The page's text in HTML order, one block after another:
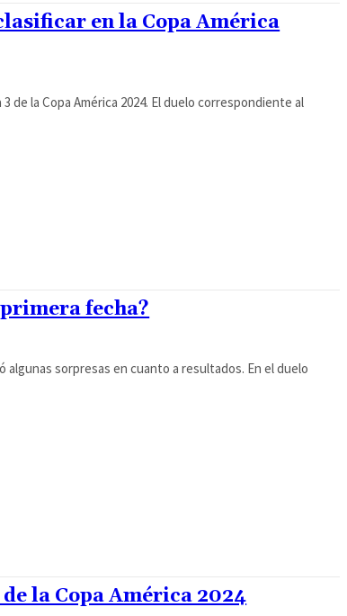
en la Copa América
de la Copa América 2024. El duelo correspondiente al
fecha?
algunas sorpresas en cuanto a resultados. En el duelo
la Copa América 2024